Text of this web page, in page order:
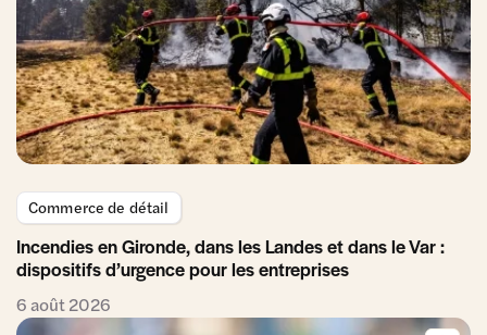
Commerce de détail
Incendies en Gironde, dans les Landes et dans le Var :
dispositifs d’urgence pour les entreprises
6 août 2026